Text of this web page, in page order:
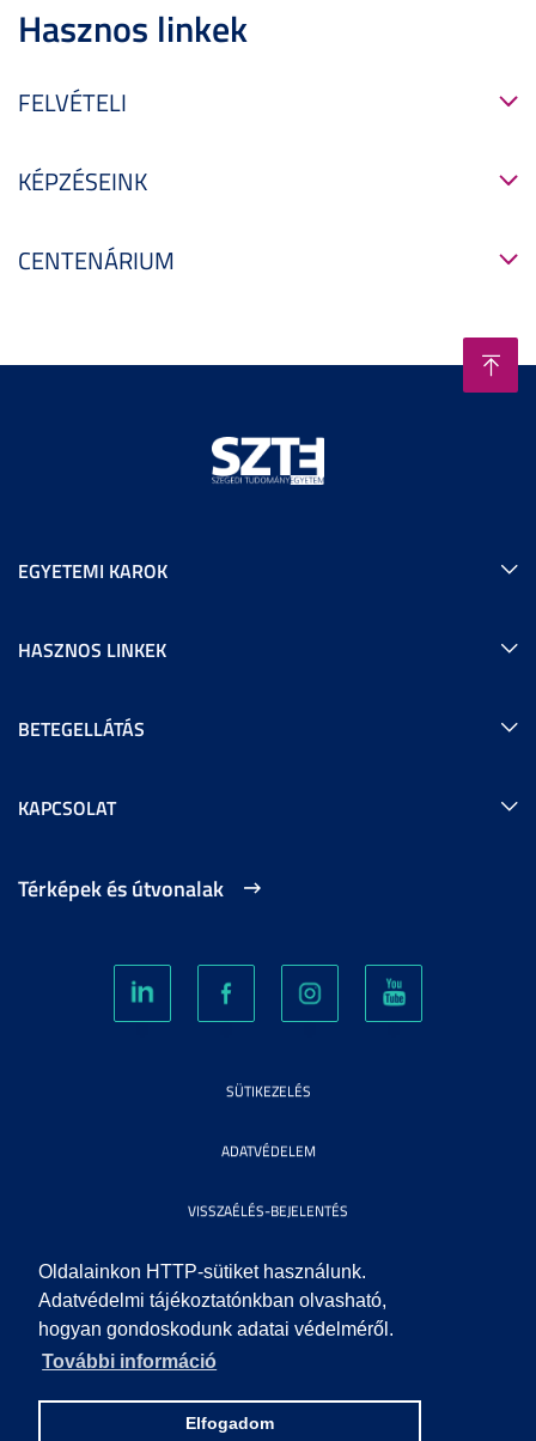
Oldalainkon HTTP-sütiket használunk.
Adatvédelmi tájékoztatónkban olvasható,
hogyan gondoskodunk adatai védelméről.
További információ
Elfogadom
Hasznos linkek
FELVÉTELI
KÉPZÉSEINK
CENTENÁRIUM
EGYETEMI KAROK
HASZNOS LINKEK
BETEGELLÁTÁS
KAPCSOLAT
Térképek és útvonalak
SÜTIKEZELÉS
ADATVÉDELEM
VISSZAÉLÉS-BEJELENTÉS
KÖZÉRDEKŰ ADATOK
IMPRESSZUM